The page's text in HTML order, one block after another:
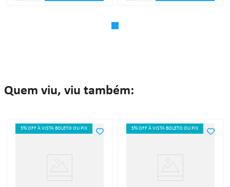
Quem viu, viu também:
5% OFF À VISTA BOLETO OU PIX 5% OFF À VISTA BOLETO OU PIX